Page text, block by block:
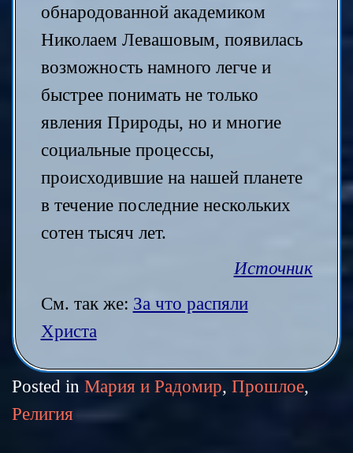
обнародованной академиком
Николаем Левашовым, появилась
возможность намного легче и
быстрее понимать не только
явления Природы, но и многие
социальные процессы,
происходившие на нашей планете
в течение последние нескольких
сотен тысяч лет.
Источник
См. так же: За что распяли
Христа
Posted in Мария и Радомир, Прошлое,
Религия